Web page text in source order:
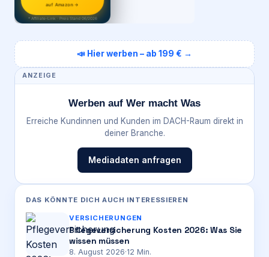
auf Amazon →
* Affiliate-Link · Preis Stand 06/2026
📣 Hier werben – ab 199 € →
ANZEIGE
Werben auf Wer macht Was
Erreiche Kundinnen und Kunden im DACH-Raum direkt in
deiner Branche.
Mediadaten anfragen
DAS KÖNNTE DICH AUCH INTERESSIEREN
VERSICHERUNGEN
Pflegeversicherung Kosten 2026: Was Sie
wissen müssen
8. August 2026·12 Min.